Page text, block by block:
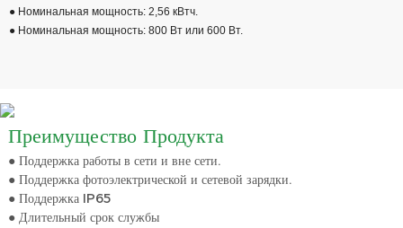
● Номинальная мощность: 2,56 кВтч.
● Номинальная мощность: 800 Вт или 600 Вт.
Преимущество Продукта
● Поддержка работы в сети и вне сети.
● Поддержка фотоэлектрической и сетевой зарядки.
● Поддержка IP65
● Длительный срок службы